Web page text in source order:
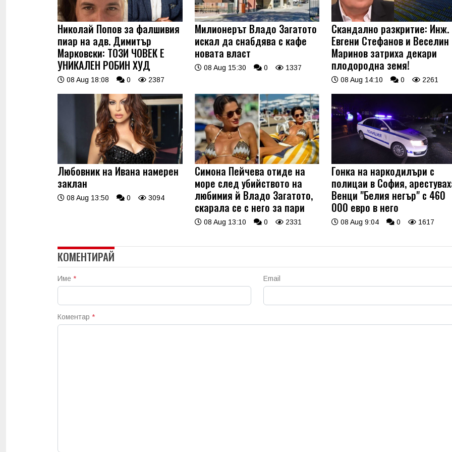
Николай Попов за фалшивия
пиар на адв. Димитър
Марковски: ТОЗИ ЧОВЕК Е
УНИКАЛЕН РОБИН ХУД
08 Aug 18:08 0 2387
Милионерът Владо Загатото
искал да снабдява с кафе
новата власт
08 Aug 15:30 0 1337
Скандално разкритие: Инж.
Евгени Стефанов и Веселин
Маринов затриха декари
плодородна земя!
08 Aug 14:10 0 2261
Любовник на Ивана намерен
заклан
08 Aug 13:50 0 3094
Симона Пейчева отиде на
море след убийството на
любимия й Владо Загатото,
скарала се с него за пари
08 Aug 13:10 0 2331
Гонка на наркодилъри с
полицаи в София,
Венци "Белия негър" с 460
000 евро в него
08 Aug 9:04 0 1617
КОМЕНТИРАЙ
Име * Email
Коментар *